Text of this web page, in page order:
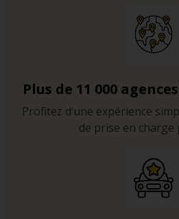
Plus de 11 000
Profitez d’une expérience
de prise en charge